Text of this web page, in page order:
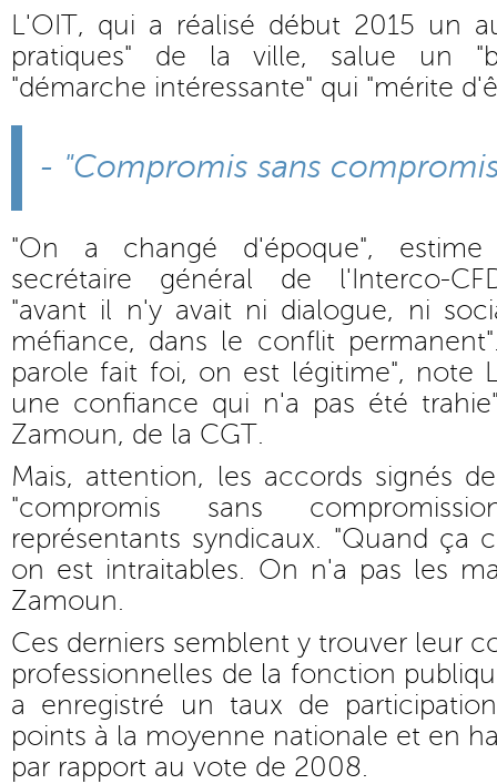
L'OIT, qui a réalisé début 2015 un
pratiques" de la ville, salue un
"démarche intéressante" qui "mérite
- "Compromis sans
"On a changé d'époque", estime
secrétaire général de l'Interco-
"avant il n'y avait ni dialogue, ni
méfiance, dans le conflit
parole fait foi, on est légitime", note
une confiance qui n'a pas été
Zamoun, de la CGT.
Mais, attention, les accords signés
"compromis sans
représentants syndicaux. "Quand ça
on est intraitables. On n'a pas les
Zamoun.
Ces derniers semblent y trouver leur
professionnelles de la fonction
a enregistré un taux de
points à la moyenne nationale et en
par rapport au vote de 2008.